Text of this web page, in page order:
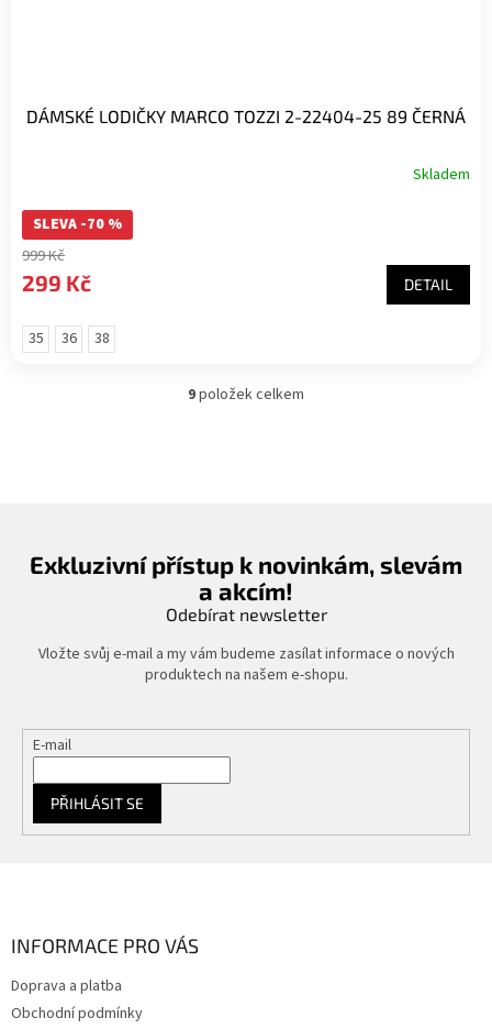
DÁMSKÉ LODIČKY MARCO TOZZI 2-22404-25 89 ČERNÁ
Skladem
SLEVA -70 %
999 Kč
299 Kč DETAIL
35 36 38
O
p
r
v
y
v
i
9položek celkem
Exkluzivní přístup k novinkám, slevám
a akcím!
Odebírat newsletter
Vložte svůj e-mail a my vám budeme zasílat informace o nových
produktech na našem e-shopu.
E-mail
PŘIHLÁSIT SE
INFORMACE PRO VÁS
Doprava a platba
Obchodní podmínky